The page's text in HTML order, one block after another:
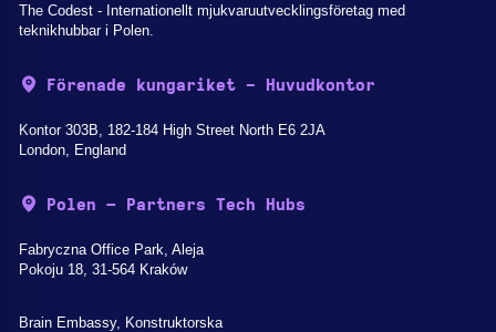
The Codest - Internationellt mjukvaruutvecklingsföretag med
teknikhubbar i Polen.
Förenade kungariket - Huvudkontor
Kontor 303B, 182-184 High Street North E6 2JA
London, England
Polen – Partners Tech Hubs
Fabryczna Office Park, Aleja
Pokoju 18, 31-564 Kraków
Brain Embassy, Konstruktorska